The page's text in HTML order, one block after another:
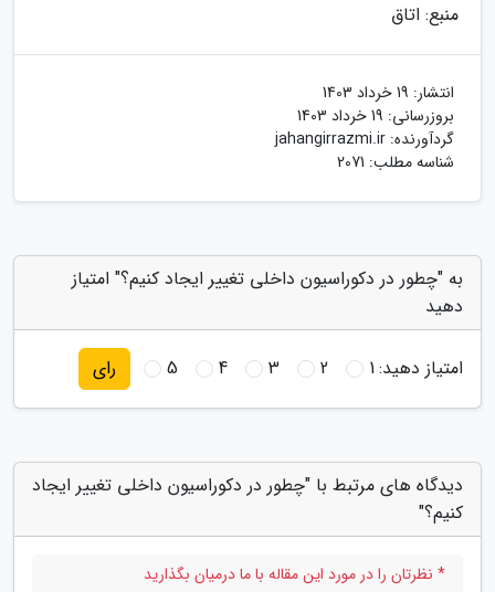
منبع: اتاق
انتشار: 19 خرداد 1403
بروزرسانی: 19 خرداد 1403
گردآورنده: jahangirrazmi.ir
شناسه مطلب: 2071
به "چطور در دکوراسیون داخلی تغییر ایجاد کنیم؟" امتیاز
دهید
امتیاز دهید:1
2
3
4
5 رای
دیدگاه های مرتبط با "چطور در دکوراسیون داخلی تغییر ایجاد
کنیم؟"
* نظرتان را در مورد این مقاله با ما درمیان بگذارید